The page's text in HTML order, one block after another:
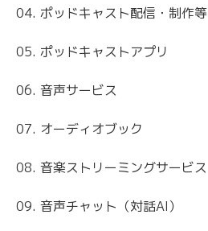
04. ポッドキャスト配信・制作等
05. ポッドキャストアプリ
06. 音声サービス
07. オーディオブック
08. 音楽ストリーミングサービス
09. 音声チャット（対話AI）